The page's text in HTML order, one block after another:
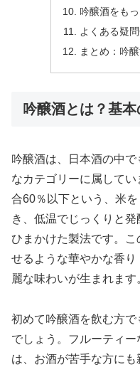
吟醸酒をも
よくある疑
まとめ：吟
吟醸酒とは？基
吟醸酒は、日本酒の中
なカテゴリーに属して
合60％以下という、米
き、低温でじっくりと
ひまかけた製法です。
せるような華やかな香
麗な味わいが生まれます
初めて吟醸酒を飲む方
でしょう。フルーティ
は、お酒が苦手な方に